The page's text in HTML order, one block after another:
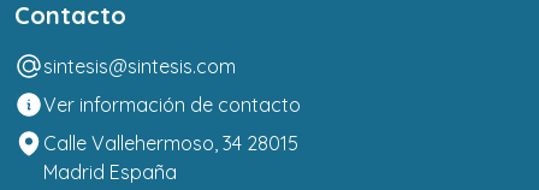
Contacto
sintesis@sintesis.com
Ver información de contacto
Calle Vallehermoso, 34 28015
Madrid España